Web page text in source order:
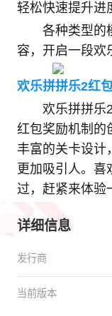
轻松快速提升进
各种类型的
容，开启一段欢
欢乐拼拼乐2红
欢乐拼拼乐
红包奖励机制的
丰富的关卡设计
更加吸引人。喜
过，赶紧来体验
详细信息
发行商
当前版本